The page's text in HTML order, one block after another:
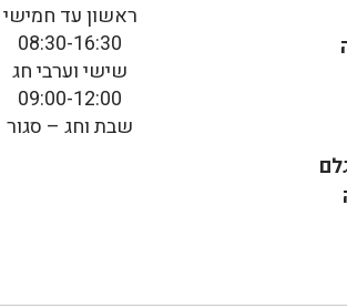
ראשון עד חמישי
08:30-16:30
שישי וערבי חג
09:00-12:00
שבת וחג – סגור